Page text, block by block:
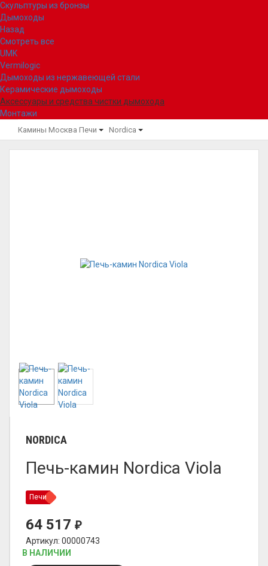
Скульптуры из бронзы
Дымоходы
Назад
Смотреть все
UMK
Vermilogic
Дымоходы из нержавеющей стали
Керамические дымоходы
Аксессуары и средства чистки дымохода
Монтажи
Камины Москва Печи Nordica
NORDICA
Печь-камин Nordica Viola
Печи
64 517 ₽
Артикул: 00000743
В НАЛИЧИИ